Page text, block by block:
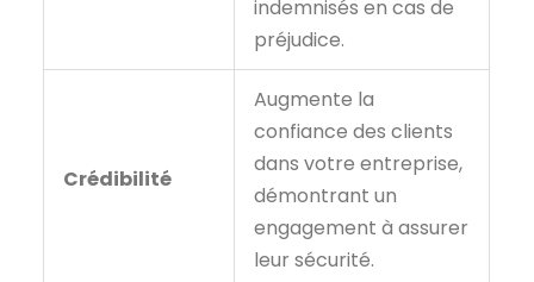
indemnisés en cas de
préjudice.
Crédibilité
Augmente la
confiance des clients
dans votre entreprise,
démontrant un
engagement à assurer
leur sécurité.